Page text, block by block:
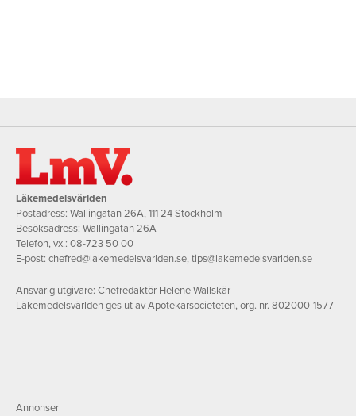
Läkemedelsvärlden
Postadress: Wallingatan 26A, 111 24 Stockholm
Besöksadress: Wallingatan 26A
Telefon, vx.: 08-723 50 00
E-post: chefred@lakemedelsvarlden.se,tips@lakemedelsvarlden.se
Ansvarig utgivare: Chefredaktör Helene Wallskär
Läkemedelsvärlden ges ut av Apotekarsocieteten, org. nr. 802000-1577
Annonser